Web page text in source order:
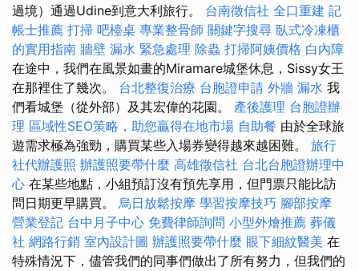
過境）通過Udine到意大利旅行。 台南徵信社 全口重建 記
帳士推薦 打掃 吧檯桌 專業整骨師 關鍵字搜尋 臥式冷凍櫃
的實用指南 牆壁 漏水 緊急處理 除蟲 打掃阿姨價格 白內障
在途中，我們在風景如畫的Miramare城堡休息，Sissy女王
在那裡住了幾次。 台北整復治療 台胞證申請 外牆 漏水 我
們看城堡（從外部）及其宏偉的花園。 產後護理 台胞證辦
理 區域性SEO策略，助您贏得在地市場 自助餐 由於全球旅
遊需求極為強勁，購買某些入場券變得越來越困難。 旅行
社代辦護照 辦護照要帶什麼 高雄徵信社 台北台胞證辦理中
心 在某些地點，小組預訂沒有預先享用，但門票只能比訪
問日期更早購買。 烏日放鬆按摩 學習按摩技巧 腳部按摩
營業登記 台中月子中心 免費律師詢問 小型外燴推薦 葬儀
社 網路行銷 室內設計圖 辦護照要帶什麼 眼下細紋醫美 在
特殊情況下，儘管我們的同事們做出了所有努力，但我們的